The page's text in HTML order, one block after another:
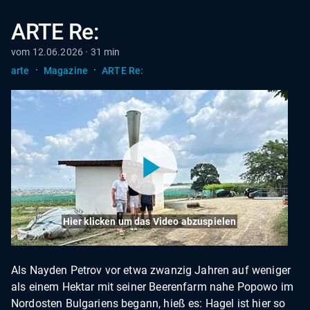
ARTE Re:
vom 12.06.2026 · 31 min
arte
· Magazine · ARTE Re:
Hier klicken um das Video abzuspielen
Als Nayden Petrov vor etwa zwanzig Jahren auf weniger
als einem Hektar mit seiner Beerenfarm nahe Popowo im
Nordosten Bulgariens begann, hieß es: Hagel ist hier so